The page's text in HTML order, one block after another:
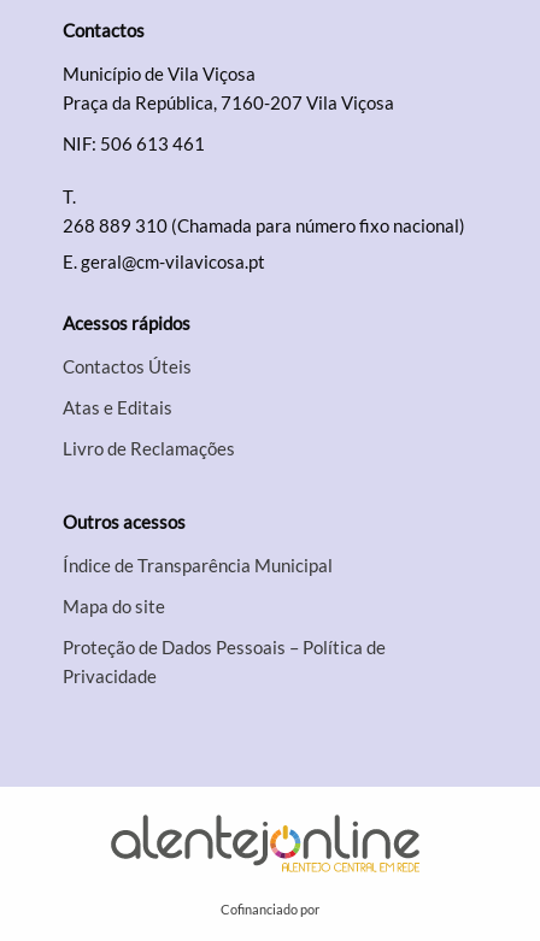
Contactos
Município de Vila Viçosa
Praça da República, 7160-207 Vila Viçosa
NIF: 506 613 461
T.
268 889 310 (Chamada para número fixo nacional)
E.geral@cm-vilavicosa.pt
Acessos rápidos
Contactos Úteis
Atas e Editais
Livro de Reclamações
Outros acessos
Índice de Transparência Municipal
Mapa do site
Proteção de Dados Pessoais – Política de
Privacidade
Cofinanciado por